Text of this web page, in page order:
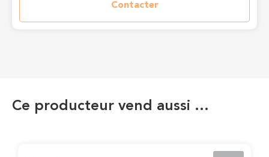
Contacter
Ce producteur vend aussi …